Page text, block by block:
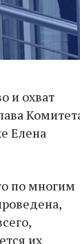
и охват
Елена
по многим
их